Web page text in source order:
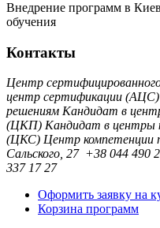
Внедрение программ в
обучения
Контакты
Центр
центр сертификации (АЦС)
решениям Кандидат в
(ЦКП) Кандидат в центры
(ЦКС) Центр компетенции
Сальского, 27 +38 044 490
337 17 27
Оформить заявку на
Корзина программ